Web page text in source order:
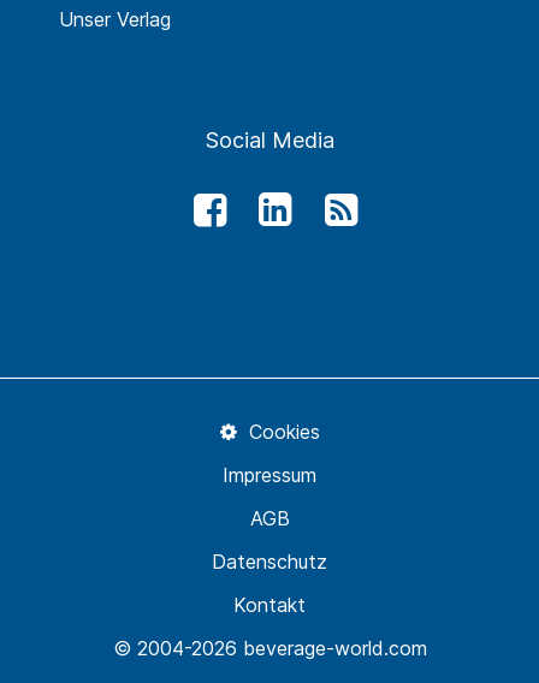
Unser Verlag
Social Media
© 2004-2026 beverage-world.com
Kontakt
Datenschutz
AGB
Impressum
Cookies